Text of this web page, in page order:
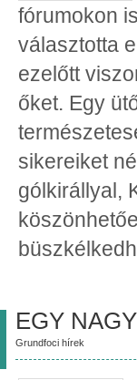
fórumokon
választotta
ezelőtt
őket. Egy
sikereiket
gólkirállyal,
EGY
Grundfoci hírek